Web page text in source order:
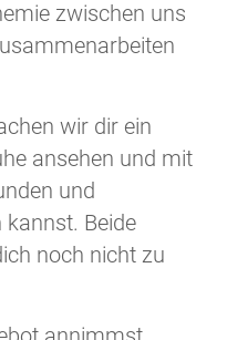
zwischen uns
wir dir ein
ansehen und mit
und
kannst. Beide
noch nicht zu